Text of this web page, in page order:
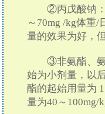
②丙戊酸钠：一
～70mg /kg体重/
量的效果为好，
③非氨酯、氨
始为小剂量，以
酯的起始用量为
量为40～100mg/